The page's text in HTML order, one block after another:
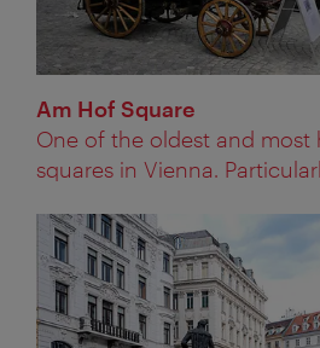
Am Hof Square
One of the oldest and most
squares in Vienna.